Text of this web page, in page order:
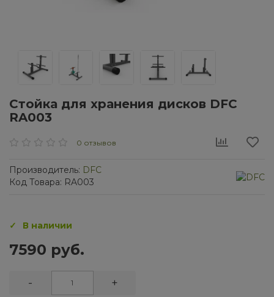
Стойка для хранения дисков DFC
RA003
0 отзывов
Производитель: DFC
Код Товара: RA003
В наличии
7590 руб.
- +